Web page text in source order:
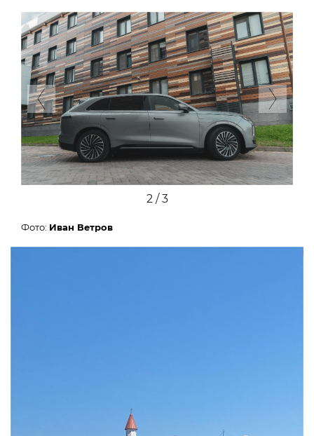
Previous Next
2 / 3
Фото: Иван Ветров